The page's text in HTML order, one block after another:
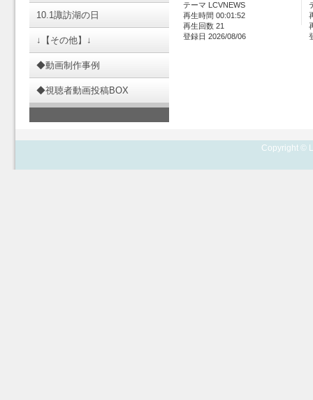
10.1諏訪湖の日
↓【その他】↓
◆動画制作事例
◆視聴者動画投稿BOX
テーマ LCVNEWS
再生時間 00:01:52
再生回数 21
登録日 2026/08/06
Copyright ©